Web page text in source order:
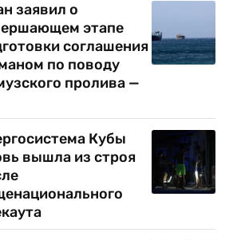
заявил о
этапе
соглашения
по поводу
пролива —
Кубы
вышла из строя